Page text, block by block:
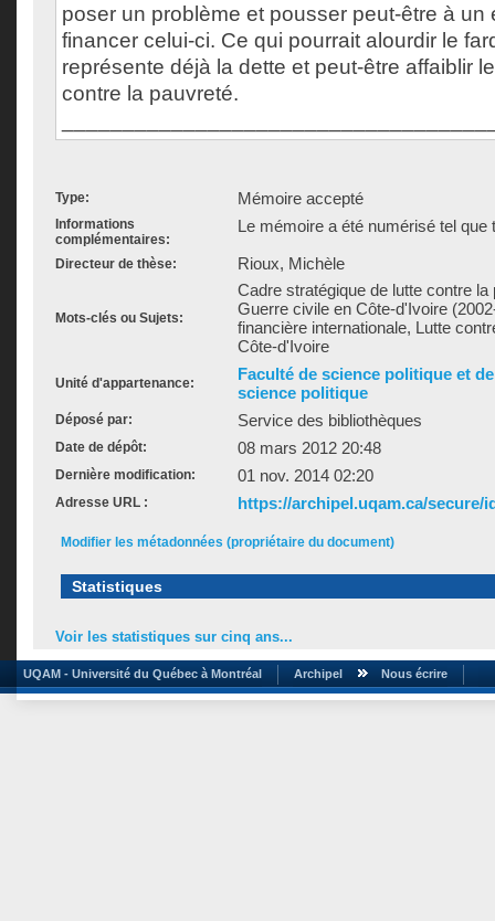
poser un problème et pousser peut-être à un
financer celui-ci. Ce qui pourrait alourdir le
représente déjà la dette et peut-être affaiblir
contre la pauvreté.
Type: Mémoire accepté
Informations
complémentaires:
Le mémoire a été numérisé tel que
Directeur de thèse: Rioux, Michèle
Mots-clés ou Sujets:
Cadre stratégique de lutte contre
Guerre civile en Côte-d'Ivoire
financière internationale, Lutte
Côte-d'Ivoire
Unité d'appartenance:
Faculté de science politique et
science politique
Déposé par: Service des bibliothèques
Date de dépôt: 08 mars 2012 20:48
Dernière modification: 01 nov. 2014 02:20
Adresse URL : https://archipel.uqam.ca/secure/
Modifier les métadonnées (propriétaire du document)
Statistiques
Voir les statistiques sur cinq ans...
UQAM - Université du Québec à Montréal Archipel Nous écrire